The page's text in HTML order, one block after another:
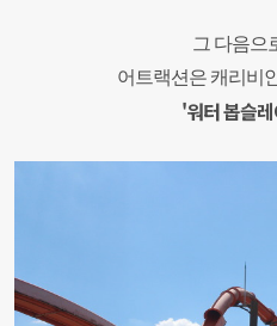
그 다음으
어트랙션은 캐리비
'워터 봅슬